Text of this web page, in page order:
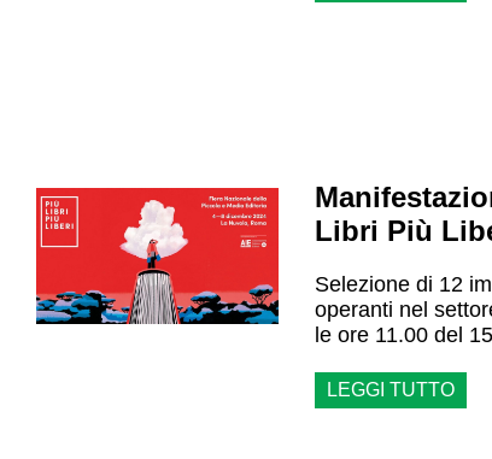
Libri Più
Selezione di 12
operanti nel
le ore 11.00 del
LEGGI TUTTO